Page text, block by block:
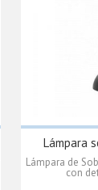
Lámpara
Lámpara de
con